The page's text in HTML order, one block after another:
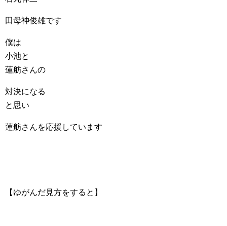
田母神俊雄です
僕は
小池と
蓮舫さんの
対決になる
と思い
蓮舫さんを応援しています
【ゆがんだ見方をすると】